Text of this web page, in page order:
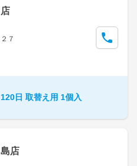
７
日 取替え用 1個入
店